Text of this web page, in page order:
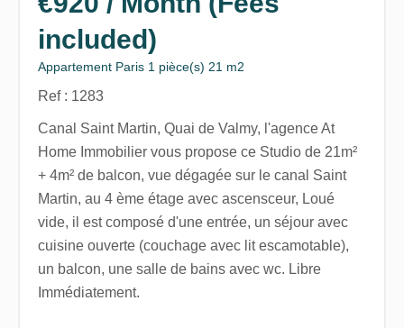
included)
Appartement Paris 1 pièce(s) 21 m2
Ref : 1283
Canal Saint Martin, Quai de Valmy, l'agence At
Home Immobilier vous propose ce Studio de 21m²
+ 4m² de balcon, vue dégagée sur le canal Saint
Martin, au 4 ème étage avec ascensceur, Loué
vide, il est composé d'une entrée, un séjour avec
cuisine ouverte (couchage avec lit escamotable),
un balcon, une salle de bains avec wc. Libre
Immédiatement.